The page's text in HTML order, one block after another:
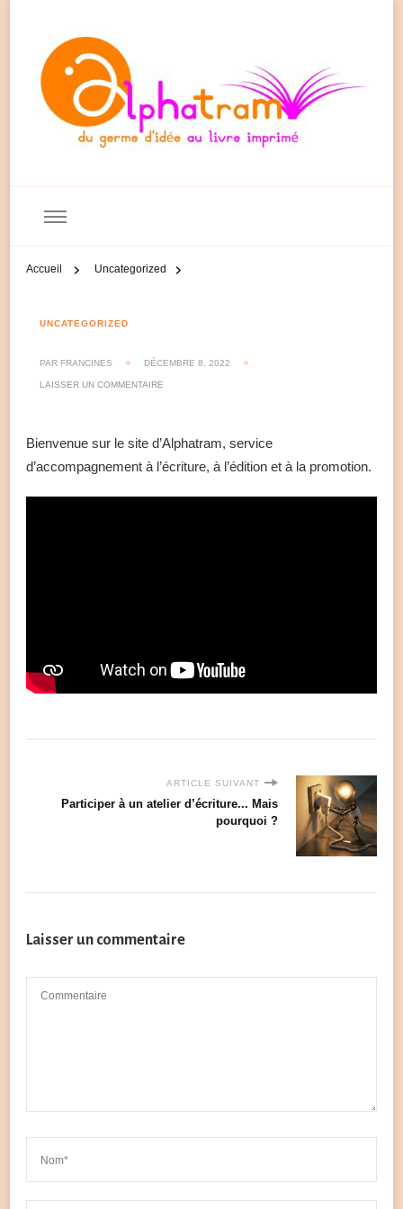
Accueil Uncategorized
UNCATEGORIZED
PAR FRANCINES DÉCEMBRE 8, 2022
LAISSER UN COMMENTAIRE
Bienvenue sur le site d’Alphatram, service
d’accompagnement à l’écriture, à l’édition et à la promotion.
ARTICLE SUIVANT
Participer à un atelier d’écriture... Mais
pourquoi ?
Laisser un commentaire